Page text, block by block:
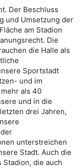
Der Beschluss
und Umsetzung der
am Stadion
Die
die Halle als
Sportstadt
und im
als 40
und in die
drei Jahren,
unterstreichen
Stadt. Auch die
die auch